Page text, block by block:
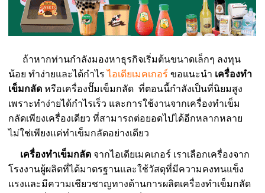
ถ้าหากท่านกำลังมองหาธุรกิจเริ่มต้นขนาดเล็กๆ ลงทุน
น้อย ทำง่ายและได้กำไร ไอเดียเมคเกอร์ ขอแนะนำ เครื่องทำ
เข็มกลัด หรือเครื่องปั๊มเข็มกลัด ที่ตอนนี้กำลังเป็นที่นิยมสูง
เพราะทำง่ายได้กำไรเร็ว และการใช้งานจากเครื่องทำเข็ม
กลัดเพียงเครื่องเดียว ที่สามารถต่อยอดไปได้อีกหลากหลาย
ไม่ใช่เพียงแค่ทำเข็มกลัดอย่างเดียว
เครื่องทำเข็มกลัด จากไอเดียเมคเกอร์ เราเลือกเครื่องจาก
โรงงานผู้ผลิตที่ได้มาตรฐานและใช้วัสดุที่มีความคงทนแข็ง
แรงและมีความเชียวชาญทางด้านการผลิตเครื่องทำเข็มกลัด